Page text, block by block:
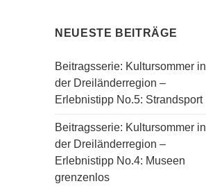
NEUESTE BEITRÄGE
Beitragsserie: Kultursommer in
der Dreiländerregion –
Erlebnistipp No.5: Strandsport
Beitragsserie: Kultursommer in
der Dreiländerregion –
Erlebnistipp No.4: Museen
grenzenlos